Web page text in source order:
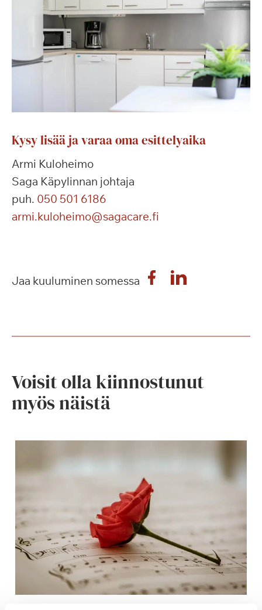
Kysy lisää ja varaa oma esittelyaika
Armi Kuloheimo
Saga Käpylinnan johtaja
puh. 050 501 6186
armi.kuloheimo@sagacare.fi
Jaa kuuluminen somessa
Voisit olla kiinnostunut
myös näistä